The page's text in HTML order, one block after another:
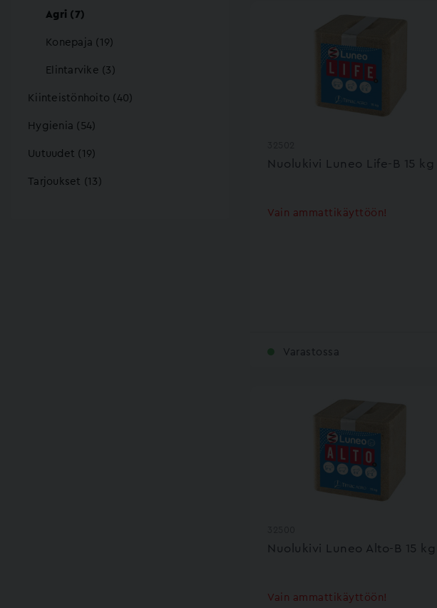
Agri (7)
Konepaja (19)
Elintarvike (3)
Kiinteistönhoito (40)
Hygienia (54)
Uutuudet (19)
Tarjoukset (13)
Nuolukivi Luneo Life-B 15 kg
Varastossa
Vain ammattikäyttöön!
Nuolukivi Luneo Alto-B 15 kg
Vain ammattikäyttöön!